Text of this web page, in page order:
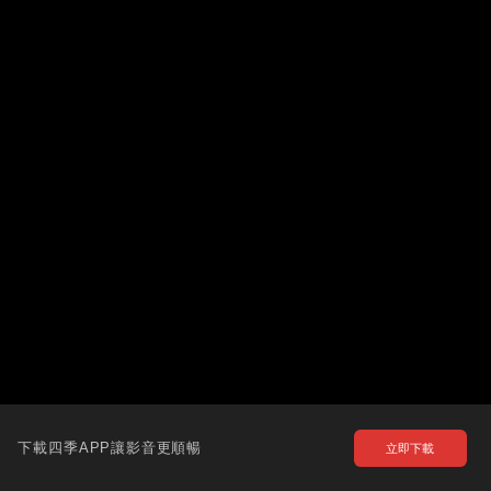
下載四季APP讓影音更順暢 立即下載